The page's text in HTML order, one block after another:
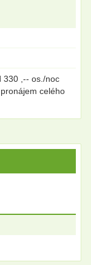
330 ,-- os./noc
celého